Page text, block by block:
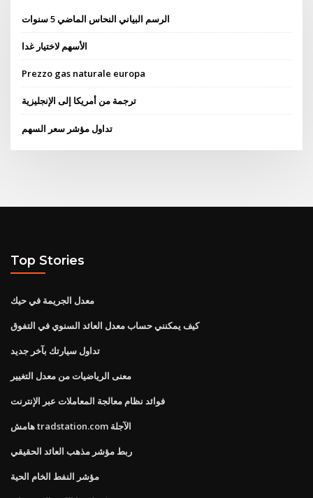
الرسم البياني النحاس الماضي 5 سنوات
الأسهم لاختيار غدا
Prezzo gas naturale europa
ترجمة من أمريكا إلى الإنجليزية
تداول مؤشر سعر السهم
Top Stories
معدل الجريمة في حيك
كيف يمكنني حساب معدل العائد السنوي في التفوق
تداول سيارتك بآخر جديد
معنى الرياضيات من معدل التغيير
فوائد نظام معالجة المعاملات عبر الإنترنت
هامش tradstation.com الآجلة
ربط مؤشر مذهب العائد الحقيقي
مؤشر النفط الخام الحية